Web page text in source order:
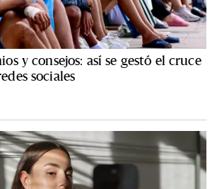
y consejos: así se gestó el cruce
sociales